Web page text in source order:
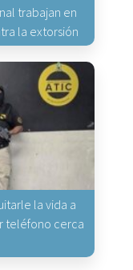
trabajan en
la extorsión
la vida a
teléfono cerca